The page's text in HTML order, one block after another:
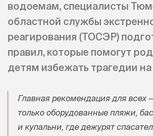
водоемам, специалисты
областной службы
реагирования (ТОСЭР)
правил, которые помогут
детям избежать трагедии
Главная рекомендация для всех
только оборудованные пляжи,
и купальни, где дежурят